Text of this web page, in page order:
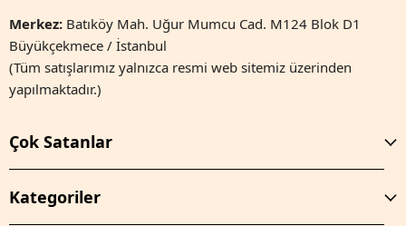
Merkez: Batıköy Mah. Uğur Mumcu Cad. M124 Blok D1
Büyükçekmece / İstanbul
(Tüm satışlarımız yalnızca resmi web sitemiz üzerinden
yapılmaktadır.)
Çok Satanlar
Kategoriler